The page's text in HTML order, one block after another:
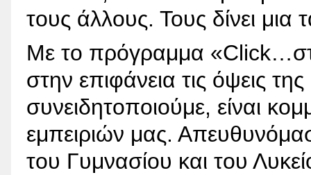
τους άλλους. Τους δίνει
Με το πρόγραμμα
στην επιφάνεια τις όψεις
συνειδητοποιούμε, είναι
εμπειριών μας.
του Γυμνασίου και του